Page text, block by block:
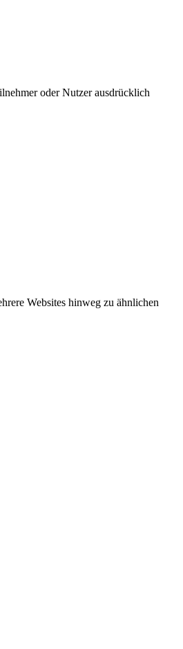
oder Nutzer ausdrücklich
Websites hinweg zu ähnlichen